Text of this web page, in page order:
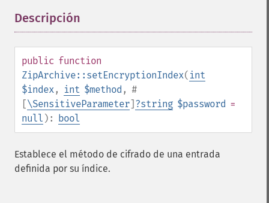
Descripción
public function
ZipArchive::setEncryptionIndex( int
$index, int $method , #
[\SensitiveParameter] ?string $password =
null ): bool
Establece el método de cifrado de una entrada
definida por su índice.